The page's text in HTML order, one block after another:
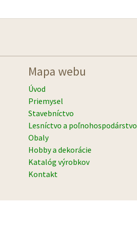
Mapa webu
Úvod
Priemysel
Stavebníctvo
Lesníctvo a poľnohospodárstvo
Obaly
Hobby a dekorácie
Katalóg výrobkov
Kontakt